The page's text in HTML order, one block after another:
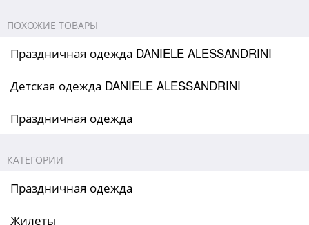
ПОХОЖИЕ ТОВАРЫ
Праздничная одежда DANIELE ALESSANDRINI
Детская одежда DANIELE ALESSANDRINI
Праздничная одежда
КАТЕГОРИИ
Праздничная одежда
Жилеты